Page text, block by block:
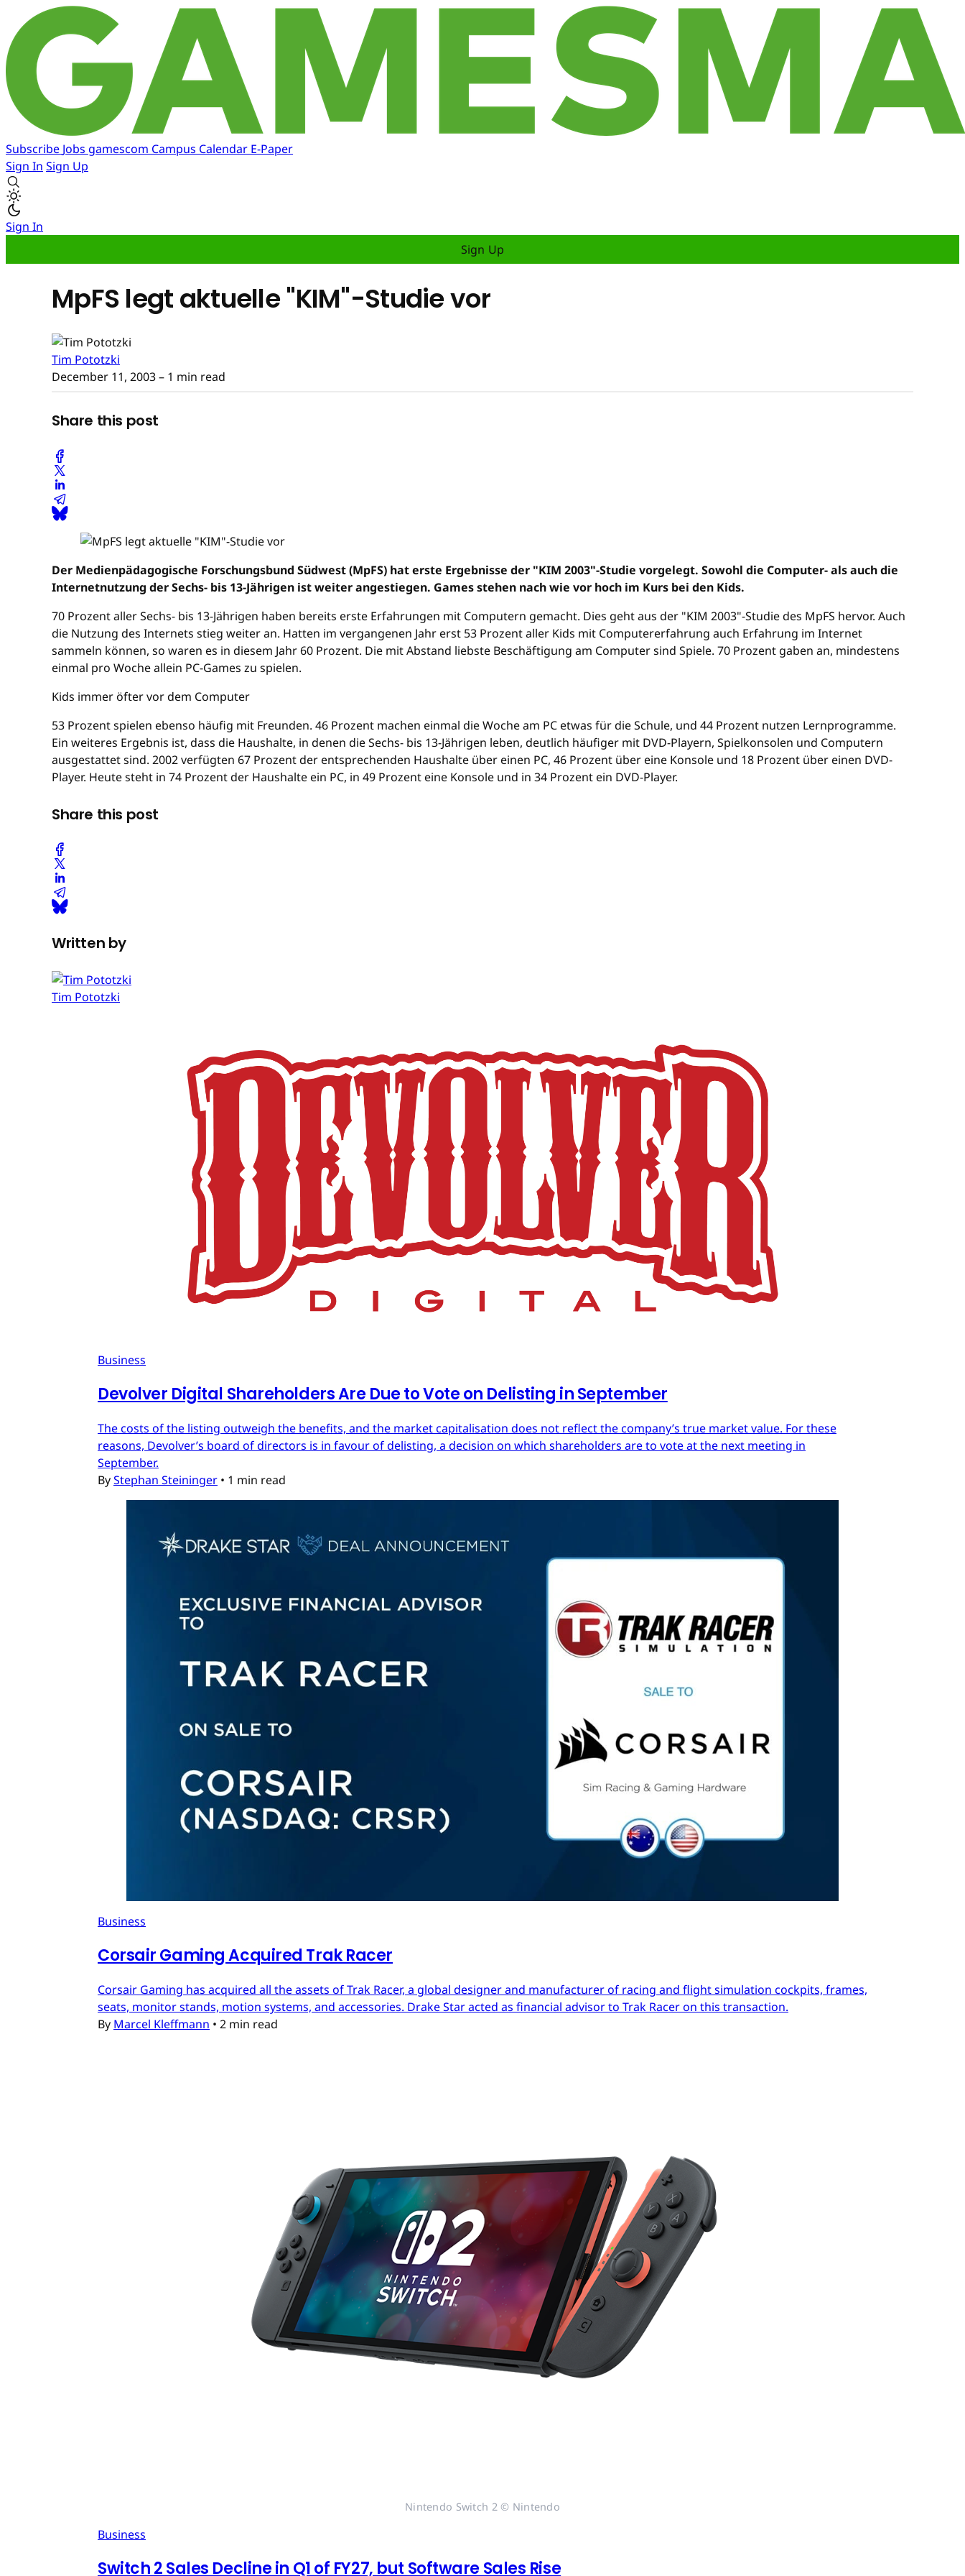
Subscribe Jobs gamescom Campus Calendar E-Paper
Sign In Sign Up
Sign In
Sign Up
MpFS legt aktuelle "KIM"-Studie vor
Tim Pototzki
December 11, 2003– 1 min read
Share this post
Der Medienpädagogische Forschungsbund Südwest (MpFS) hat erste Ergebnisse der "KIM 2003"-Studie vorgelegt. Sowohl die Computer- als auch die
Internetnutzung der Sechs- bis 13-Jährigen ist weiter angestiegen. Games stehen nach wie vor hoch im Kurs bei den Kids.
70 Prozent aller Sechs- bis 13-Jährigen haben bereits erste Erfahrungen mit Computern gemacht. Dies geht aus der "KIM 2003"-Studie des MpFS hervor. Auch
die Nutzung des Internets stieg weiter an. Hatten im vergangenen Jahr erst 53 Prozent aller Kids mit Computererfahrung auch Erfahrung im Internet
sammeln können, so waren es in diesem Jahr 60 Prozent. Die mit Abstand liebste Beschäftigung am Computer sind Spiele. 70 Prozent gaben an, mindestens
einmal pro Woche allein PC-Games zu spielen.
Kids immer öfter vor dem Computer
53 Prozent spielen ebenso häufig mit Freunden. 46 Prozent machen einmal die Woche am PC etwas für die Schule, und 44 Prozent nutzen Lernprogramme.
Ein weiteres Ergebnis ist, dass die Haushalte, in denen die Sechs- bis 13-Jährigen leben, deutlich häufiger mit DVD-Playern, Spielkonsolen und Computern
ausgestattet sind. 2002 verfügten 67 Prozent der entsprechenden Haushalte über einen PC, 46 Prozent über eine Konsole und 18 Prozent über einen DVD-
Player. Heute steht in 74 Prozent der Haushalte ein PC, in 49 Prozent eine Konsole und in 34 Prozent ein DVD-Player.
Share this post
Written by
Tim Pototzki
Business
Devolver Digital Shareholders Are Due to Vote on Delisting in September
The costs of the listing outweigh the benefits, and the market capitalisation does not reflect the company’s true market value. For these
reasons, Devolver’s board of directors is in favour of delisting, a decision on which shareholders are to vote at the next meeting in
September.
ByStephan Steininger • 1 min read
Business
Corsair Gaming Acquired Trak Racer
Corsair Gaming has acquired all the assets of Trak Racer, a global designer and manufacturer of racing and flight simulation cockpits, frames,
seats, monitor stands, motion systems, and accessories. Drake Star acted as financial advisor to Trak Racer on this transaction.
By Marcel Kleffmann • 2 min read
Nintendo Switch 2 © Nintendo
Business
Switch 2 Sales Decline in Q1 of FY27, but Software Sales Rise